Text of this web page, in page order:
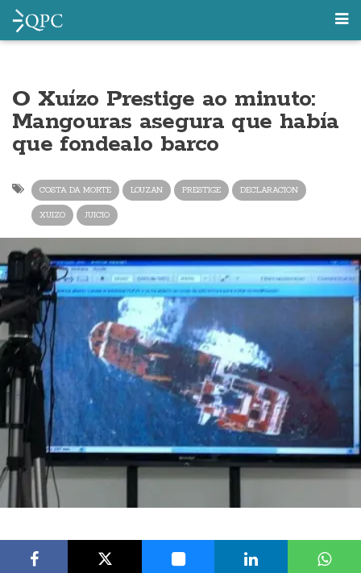
O Xuízo Prestige ao minuto:
Mangouras asegura que había
que fondealo barco
COSTA DA MORTE LOUZAN PRESTIGE DECLARACION
XUIZO JUICIO